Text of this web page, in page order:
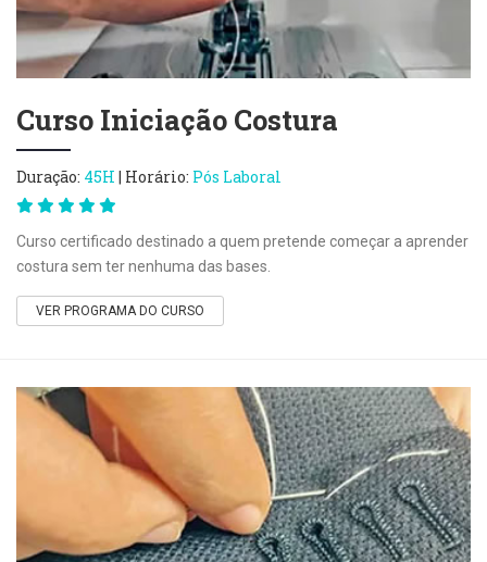
Curso Iniciação Costura
Duração: 45H | Horário: Pós Laboral
Curso certificado destinado a quem pretende começar a aprender
costura sem ter nenhuma das bases.
VER PROGRAMA DO CURSO